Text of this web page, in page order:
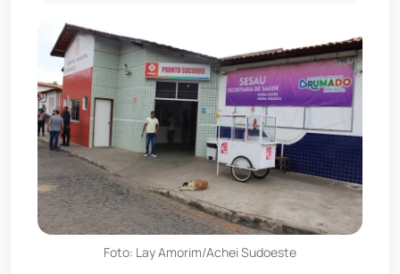
Foto: Lay Amorim/Achei Sudoeste